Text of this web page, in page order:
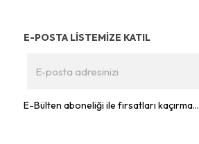
E-POSTA LİSTEMİZE KATIL
E-Bülten aboneliği ile fırsatları kaçırma...